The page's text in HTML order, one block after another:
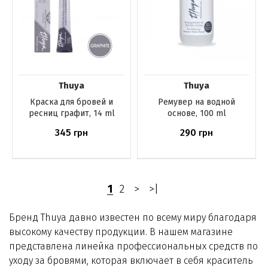
Thuya
Краска для бровей и
ресниц графит, 14 ml
345 грн
Thuya
Ремувер на водной
основе, 100 ml
290 грн
1 2 > >|
Бренд Thuya давно известен по всему миру благодаря
высокому качеству продукции. В нашем магазине
представлена линейка профессиональных средств по
уходу за бровями, которая включает в себя краситель